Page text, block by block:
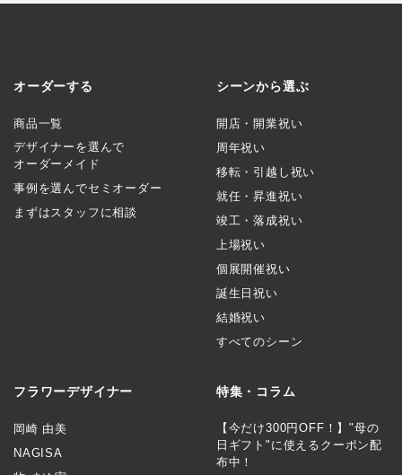
オーダーする
商品一覧
デザイナーを選んで
オーダーメイド
事例を選んでセミオーダー
まずはスタッフに相談
シーンから選ぶ
開店・開業祝い
周年祝い
移転・引越し祝い
就任・昇進祝い
竣工・落成祝い
上場祝い
個展開催祝い
誕生日祝い
結婚祝い
すべてのシーン
フラワーデザイナー
岡崎 由美
NAGISA
特集・コラム
【今だけ300円OFF！】"母の
日ギフト"に使えるクーポン配
布中！